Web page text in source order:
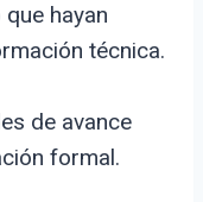
hayan
técnica.
de avance
formal.